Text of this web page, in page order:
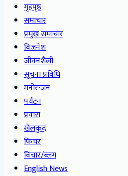
गृहपृष्ठ
समाचार
प्रमुख समाचार
विजनेश
जीवनशैली
सूचना प्रविधि
मनोरन्जन
पर्यटन
प्रवास
खेलकुद
फिचर
विचार/ब्लग
English News